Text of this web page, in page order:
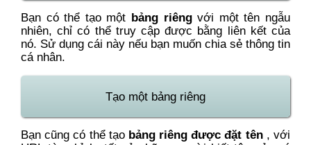
Bạn có thể tạo một bảng riêngvới một tên ngẫu
nhiên, chỉ có thể truy cập được bằng liên kết của
nó. Sử dụng cái này nếu bạn muốn chia sẻ thông tin
cá nhân.
Tạo một bảng riêng
Bạn cũng có thể tạo bảng riêng được đặt tên , với